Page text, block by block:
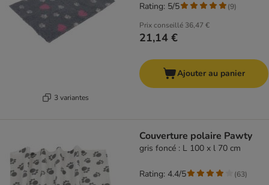
3 variantes
Prix conseillé 36,47 €
21,14 €
Rating: 5/5 (9)
Ajouter au panier
Couverture polaire Pawty
gris foncé : L 100 x l 70 cm
Rating: 4.4/5 (63)